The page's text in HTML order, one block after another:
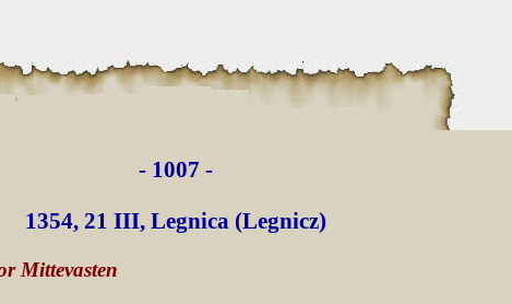
- 1007 -
1354, 21 III, Legnica (Legnicz)
Mittevasten